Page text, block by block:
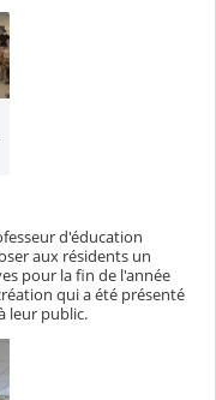
d'éducation
aux résidents un
pour la fin de l'année
qui a été présenté
leur public.